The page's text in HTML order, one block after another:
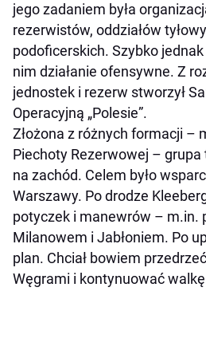
jego zadaniem była
rezerwistów, oddziałów
podoficerskich. Szybko
nim działanie ofensywne. Z
jednostek i rezerw stworzył
Operacyjną „Polesie”.
Złożona z różnych formacji –
Piechoty Rezerwowej – grupa
na zachód. Celem było
Warszawy. Po drodze
potyczek i manewrów – m.in.
Milanowem i Jabłoniem. Po
plan. Chciał bowiem
Węgrami i kontynuować